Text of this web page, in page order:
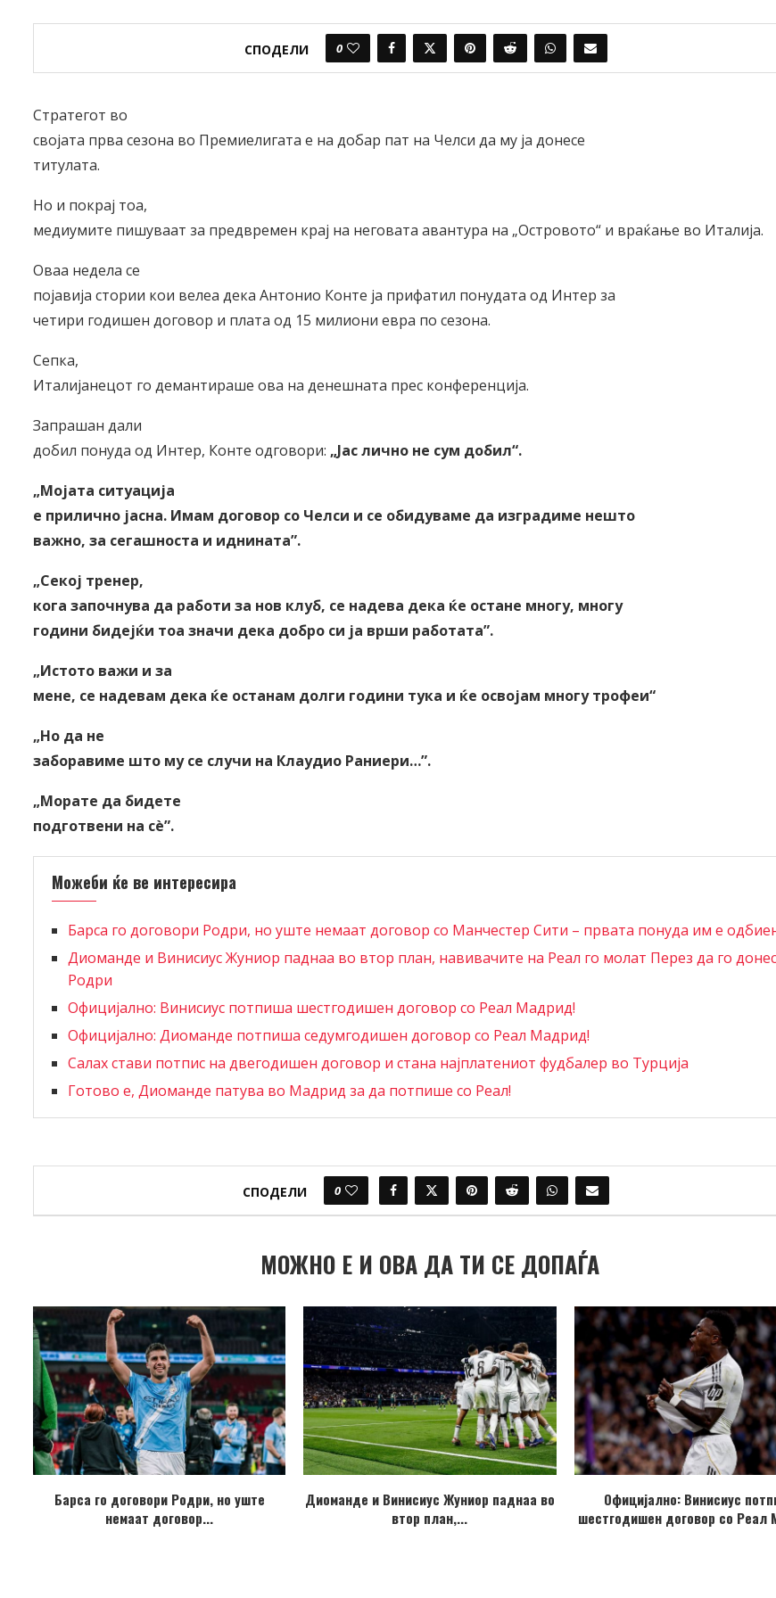
СПОДЕЛИ 0
Стратегот во
својата прва сезона во Премиелигата е на добар пат на Челси да му ја донесе
титулата.
Но и покрај тоа,
медиумите пишуваат за предвремен крај на неговата авантура на „Островото“ и враќање во Италија.
Оваа недела се
појавија стории кои велеа дека Антонио Конте ја прифатил понудата од Интер за
четири годишен договор и плата од 15 милиони евра по сезона.
Сепка,
Италијанецот го демантираше ова на денешната прес конференција.
Запрашан дали
добил понуда од Интер, Конте одговори: „Јас лично не сум добил“.
„Мојата ситуација
е прилично јасна. Имам договор со Челси и се обидуваме да изградиме нешто
важно, за сегашноста и иднината”.
„Секој тренер,
кога започнува да работи за нов клуб, се надева дека ќе остане многу, многу
години бидејќи тоа значи дека добро си ја врши работата”.
„Истото важи и за
мене, се надевам дека ќе останам долги години тука и ќе освојам многу трофеи“
„Но да не
заборавиме што му се случи на Клаудио Раниери…”.
„Морате да бидете
подготвени на сè”.
Можеби ќе ве интересира
Барса го договори Родри, но уште немаат договор со Манчестер Сити – првата понуда им е
Диоманде и Винисиус Жуниор паднаа во втор план, навивачите на Реал го молат Перез да го
Родри
Официјално: Винисиус потпиша шестгодишен договор со Реал Мадрид!
Официјално: Диоманде потпиша седумгодишен договор со Реал Мадрид!
Салах стави потпис на двегодишен договор и стана најплатениот фудбалер во Турција
Готово е, Диоманде патува во Мадрид за да потпише со Реал!
СПОДЕЛИ 0
МОЖНО Е И ОВА ДА ТИ СЕ ДОПАЃА
Барса го договори Родри, но уште
немаат договор...
Диоманде и Винисиус Жуниор паднаа во
втор план,...
Официјално: Винисиус
шестгодишен договор со Реал